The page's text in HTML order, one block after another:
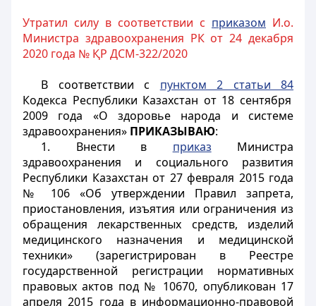
Утратил силу в соответствии с приказом И.о.
Министра здравоохранения РК от 24 декабря
2020 года № ҚР ДСМ-322/2020
В соответствии с пунктом 2 статьи 84
Кодекса Республики Казахстан от 18 сентября
2009 года «О здоровье народа и системе
здравоохранения» ПРИКАЗЫВАЮ:
1. Внести в приказ Министра
здравоохранения и социального развития
Республики Казахстан от 27 февраля 2015 года
№ 106 «Об утверждении Правил запрета,
приостановления, изъятия или ограничения из
обращения лекарственных средств, изделий
медицинского назначения и медицинской
техники» (зарегистрирован в Реестре
государственной регистрации нормативных
правовых актов под № 10670, опубликован 17
апреля 2015 года в информационно-правовой